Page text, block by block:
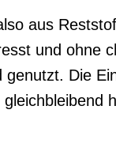
aus
und ohne
Die